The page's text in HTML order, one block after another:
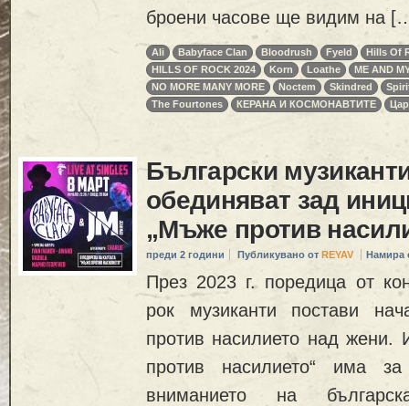
броени часове ще видим на
Ali Babyface Clan Bloodrush Fyeld
Hills Of
HILLS OF ROCK 2024
Korn Loathe
ME AND
NO MORE MANY MORE
Noctem Skindred
The Fourtones
КЕРАНА И КОСМОНАВТИТЕ
Български
обединяват зад
„Мъже против
преди 2 години Публикувано от REYAV Намира
През 2023 г. поредица от
рок музиканти постави
против насилието над жени.
против насилието“ има
вниманието на